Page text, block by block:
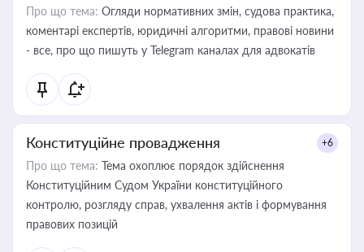
Про що тема: Огляди нормативних змін, судова практика,
коментарі експертів, юридичні алгоритми, правові новини
- все, про що пишуть у Telegram каналах для адвокатів
Конституційне провадження +6
Про що тема: Тема охоплює порядок здійснення
Конституційним Судом України конституційного
контролю, розгляду справ, ухвалення актів і формування
правових позицій